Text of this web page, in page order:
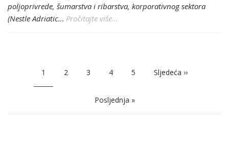
poljoprivrede, šumarstva i ribarstva, korporativnog sektora
(Nestle Adriatic… Pročitajte više...
Current
1 Page
2 Page
3 Page
4 Page
5 Next
page
Sljedeća ››
Last
page
Posljednja »